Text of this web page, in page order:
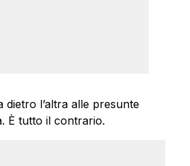
l’altra alle presunte
È tutto il contrario.